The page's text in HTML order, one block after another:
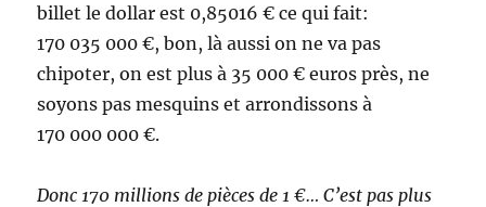
billet le dollar est 0,85016 € ce qui fait:
170 035 000 €, bon, là aussi on ne va pas
chipoter, on est plus à 35 000 € euros près, ne
soyons pas mesquins et arrondissons à
170 000 000 €.
Donc 170 millions de pièces de 1 €… C’est pas plus